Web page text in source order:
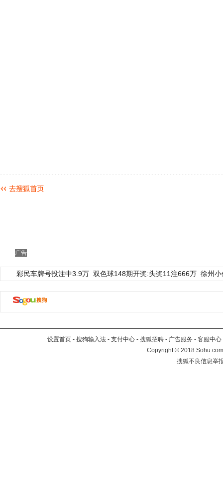
广告
彩民车牌号投注中3.9万 双色球148期开奖:头奖11注666万 徐州
设置首页 - 搜狗输入法 - 支付中心 - 搜狐招聘 - 广告服务 - 客服中心
Copyright©2018
搜狐不良信息举